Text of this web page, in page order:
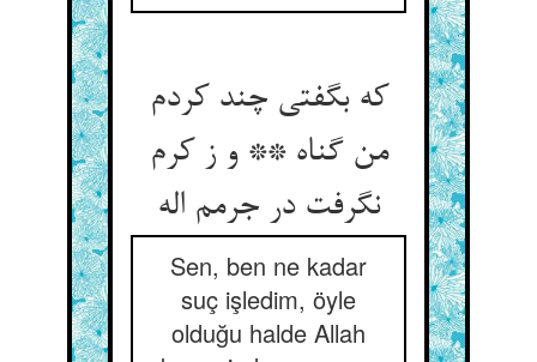
که بگفتی چند کردم
من گناه ** و ز کرم
نگرفت در جرمم اله‏
Sen, ben ne kadar
suç işledim, öyle
olduğu halde Allah